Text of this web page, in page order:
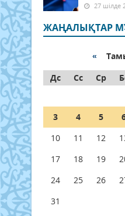
27 шілде
ЖАҢАЛЫҚТАР
«
Дс
Сс Ср
3
4 5
10
11 12
17
18 19
24
25 26
31